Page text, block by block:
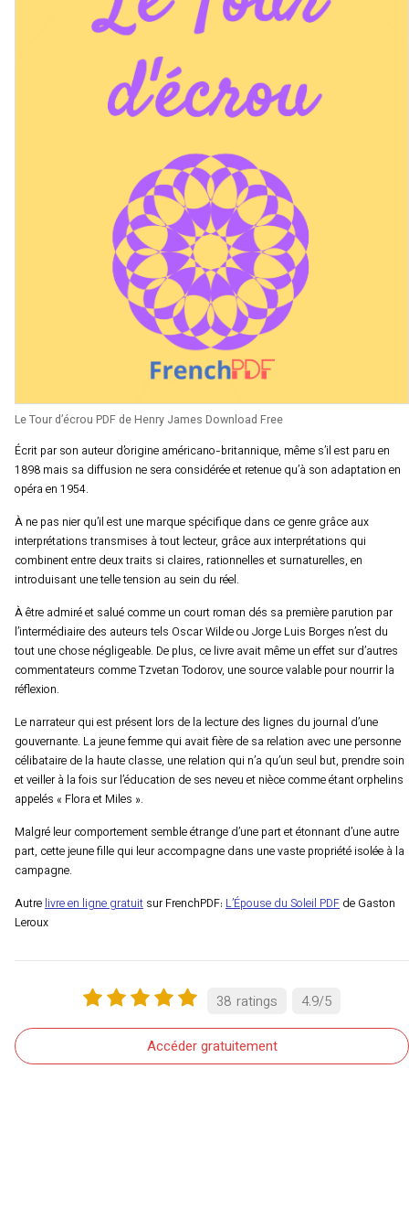
Le Tour d’écrou PDF de Henry James Download Free
Écrit par son auteur d’origine américano-britannique, même s’il est paru en
1898 mais sa diffusion ne sera considérée et retenue qu’à son adaptation en
opéra en 1954.
À ne pas nier qu’il est une marque spécifique dans ce genre grâce aux
interprétations transmises à tout lecteur, grâce aux interprétations qui
combinent entre deux traits si claires, rationnelles et surnaturelles, en
introduisant une telle tension au sein du réel.
À être admiré et salué comme un court roman dés sa première parution par
l’intermédiaire des auteurs tels Oscar Wilde ou Jorge Luis Borges n’est du
tout une chose négligeable. De plus, ce livre avait même un effet sur d’autres
commentateurs comme Tzvetan Todorov, une source valable pour nourrir la
réflexion.
Le narrateur qui est présent lors de la lecture des lignes du journal d’une
gouvernante. La jeune femme qui avait fière de sa relation avec une personne
célibataire de la haute classe, une relation qui n’a qu’un seul but, prendre soin
et veiller à la fois sur l’éducation de ses neveu et nièce comme étant orphelins
appelés « Flora et Miles ».
Malgré leur comportement semble étrange d’une part et étonnant d’une autre
part, cette jeune fille qui leur accompagne dans une vaste propriété isolée à la
campagne.
Autrelivre en ligne gratuit sur FrenchPDF: L’Épouse du Soleil PDF de Gaston
Leroux
Accéder gratuitement
4.9/5
38 ratings